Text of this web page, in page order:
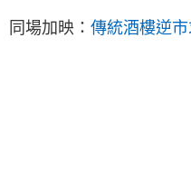
同場加映： 傳統酒樓逆